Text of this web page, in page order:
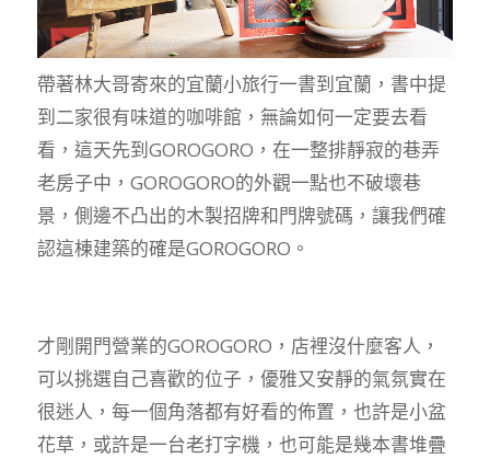
帶著林大哥寄來的宜蘭小旅行一書到宜蘭，書中提
到二家很有味道的咖啡館，無論如何一定要去看
看，這天先到GOROGORO，在一整排靜寂的巷弄
老房子中，GOROGORO的外觀一點也不破壞巷
景，側邊不凸出的木製招牌和門牌號碼，讓我們確
認這棟建築的確是GOROGORO。
才剛開門營業的GOROGORO，店裡沒什麼客人，
可以挑選自己喜歡的位子，優雅又安靜的氣氛實在
很迷人，每一個角落都有好看的佈置，也許是小盆
花草，或許是一台老打字機，也可能是幾本書堆疊